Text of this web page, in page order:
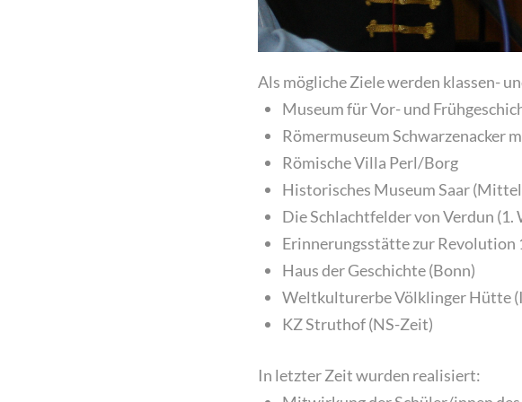
Als mögliche Ziele werden klassen-
Museum für Vor- und
Römermuseum Schwarzenacker
Römische Villa Perl/Borg
Historisches Museum Saar
Die Schlachtfelder von Verdun (1.
Erinnerungsstätte zur Revolution
Haus der Geschichte (Bonn)
Weltkulturerbe Völklinger Hütte
KZ Struthof (NS-Zeit)
In letzter Zeit wurden realisiert: